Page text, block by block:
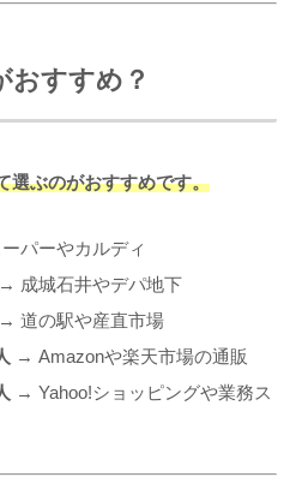
おすすめ？
選ぶのがおすすめです。
パーやカルディ
→ 成城石井やデパ地下
→ 道の駅や産直市場
→ Amazonや楽天市場の通販
→ Yahoo!ショッピングや業務ス